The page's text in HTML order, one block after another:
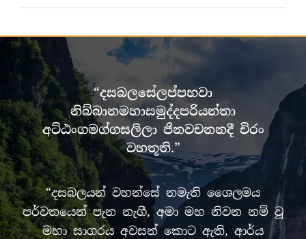
“දසබලසේලප්පභවා
නිබ්බානමහාසමුද්දපරියන්තා
අට්ඨංගමග්ගසලිලා ජිනවචනනදී චිරං
වහතූති.”
“දසබලයන් වහන්සේ නමැති ශෛලමය
පර්වතයෙන් පැන නැගී, අමා මහ නිවන නම් වූ
මහා සාගරය අවසන් කොට ඇති, ආර්ය